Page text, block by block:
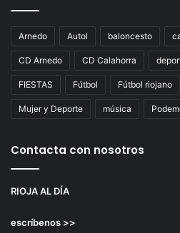
Arnedo Autol baloncesto
CD Arnedo CD Calahorra
FIESTAS Fútbol Fútbol riojano
Mujer y Deporte música
Contacta con nosotros
RIOJA AL DÍA
escríbenos >>